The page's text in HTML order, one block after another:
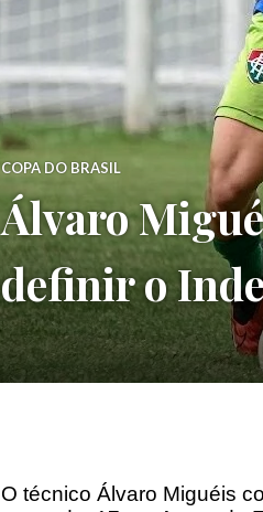
COPA DO BRASIL
Álvaro
definir o
O técnico Álvaro Miguéis